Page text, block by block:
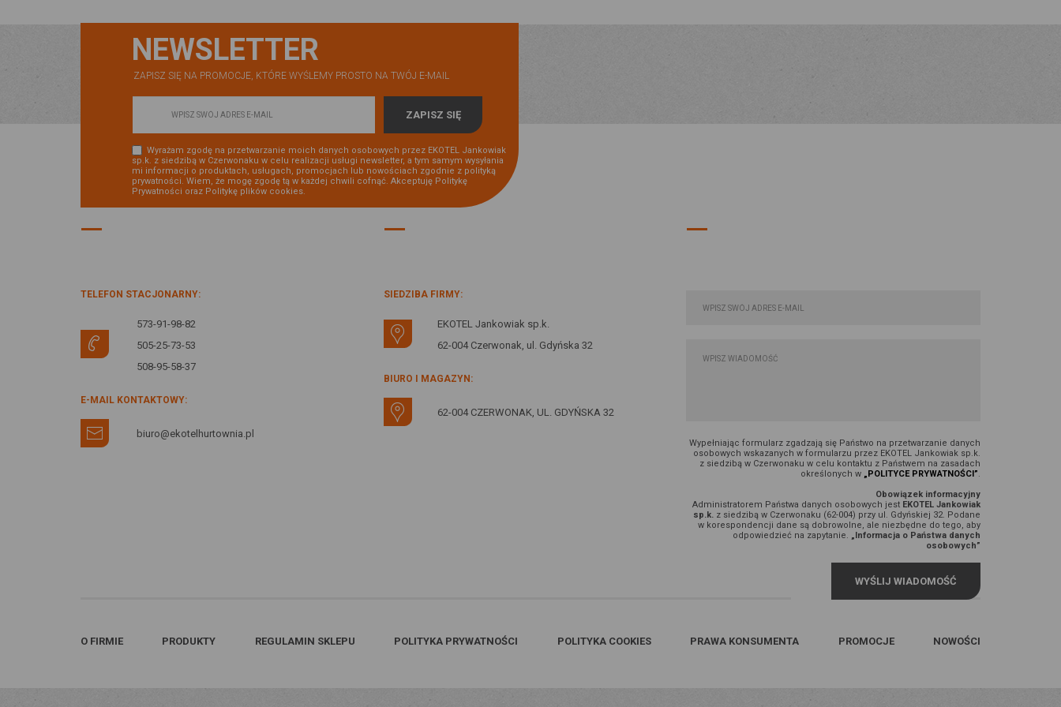
NEWSLETTER
ZAPISZ SIĘ NA PROMOCJE, KTÓRE WYŚLEMY PROSTO NA TWÓJ E-MAIL
Wyrażam zgodę na przetwarzanie moich danych osobowych przez EKOTEL Jankowiak
sp.k. z siedzibą w Czerwonaku w celu realizacji usługi newsletter, a tym samym wysyłania
mi informacji o produktach, usługach, promocjach lub nowościach zgodnie z polityką
prywatności. Wiem, że mogę zgodę tą w każdej chwili cofnąć. Akceptuję Politykę
Prywatności oraz Politykę plików cookies.
TELEFON STACJONARNY:
573-91-98-82
505-25-73-53
508-95-58-37
E-MAIL KONTAKTOWY:
biuro@ekotelhurtownia.pl
SIEDZIBA FIRMY:
EKOTEL Jankowiak sp.k.
62-004 Czerwonak, ul. Gdyńska 32
BIURO I MAGAZYN:
62-004 CZERWONAK, UL. GDYŃSKA 32
Wypełniając formularz zgadzają się Państwo na przetwarzanie danych
osobowych wskazanych w formularzu przez EKOTEL Jankowiak sp.k.
z siedzibą w Czerwonaku w celu kontaktu z Państwem na zasadach
określonych w „POLITYCE PRYWATNOŚCI”.
Obowiązek informacyjny
Administratorem Państwa danych osobowych jest EKOTEL Jankowiak
sp.k. z siedzibą w Czerwonaku (62-004) przy ul. Gdyńskiej 32. Podane
w korespondencji dane są dobrowolne, ale niezbędne do tego, aby
odpowiedzieć na zapytanie. „Informacja o Państwa danych
osobowych”
O FIRMIE PRODUKTY REGULAMIN SKLEPU POLITYKA PRYWATNOŚCI POLITYKA COOKIES PRAWA KONSUMENTA PROMOCJE NOWOŚCI